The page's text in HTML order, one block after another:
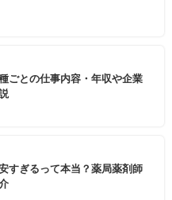
ごとの仕事内容・年収や企業
すぎるって本当？薬局薬剤師